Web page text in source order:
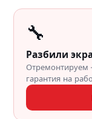
🔧
Разбили
Отремонтируем
гарантия на